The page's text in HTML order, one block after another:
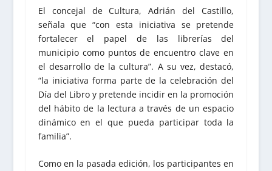
El concejal de Cultura, Adrián del Castillo,
señala que “con esta iniciativa se pretende
fortalecer el papel de las librerías del
municipio como puntos de encuentro clave en
el desarrollo de la cultura”. A su vez, destacó,
“la iniciativa forma parte de la celebración del
Día del Libro y pretende incidir en la promoción
del hábito de la lectura a través de un espacio
dinámico en el que pueda participar toda la
familia”.
Como en la pasada edición, los participantes en